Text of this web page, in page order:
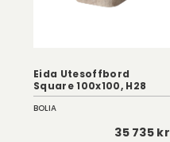
Eida Utesoffbord
Square 100x100, H28
BOLIA
35 735 kr